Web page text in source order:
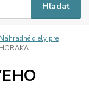
Hľadať
Náhradné diely pre